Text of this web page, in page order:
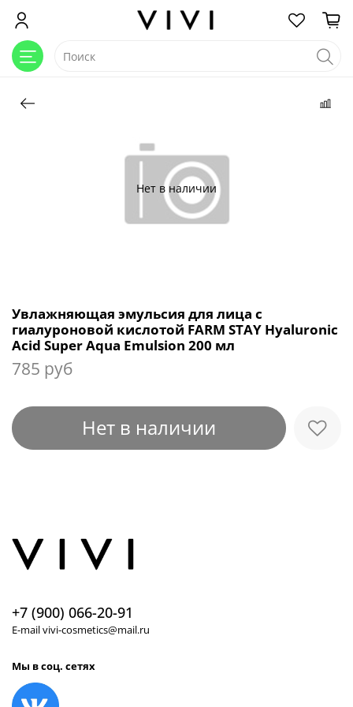
Нет в наличии
Увлажняющая эмульсия для лица с
гиалуроновой кислотой FARM STAY Hyaluronic
Acid Super Aqua Emulsion 200 мл
785 руб
Нет в наличии
+7 (900) 066-20-91
E-mail vivi-cosmetics@mail.ru
Мы в соц. сетях